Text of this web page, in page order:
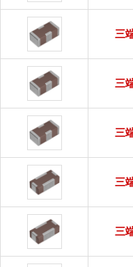
三
三
三
三
三